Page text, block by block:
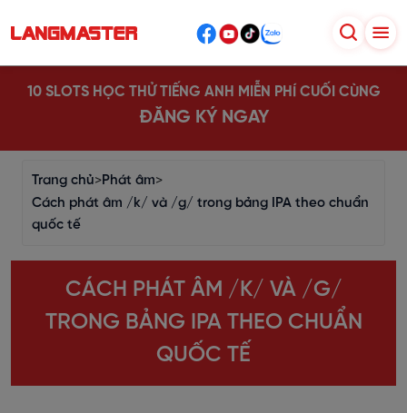
10 SLOTS HỌC THỬ TIẾNG ANH MIỄN PHÍ CUỐI CÙNG
ĐĂNG KÝ NGAY
Trang chủ>Phát âm>
Cách phát âm /k/ và /g/ trong bảng IPA theo chuẩn
quốc tế
CÁCH PHÁT ÂM /K/ VÀ /G/
TRONG BẢNG IPA THEO CHUẨN
QUỐC TẾ